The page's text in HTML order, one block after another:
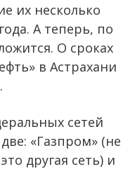
их несколько
А теперь, по
О сроках
в Астрахани
сетей
«Газпром» (не
другая сеть) и